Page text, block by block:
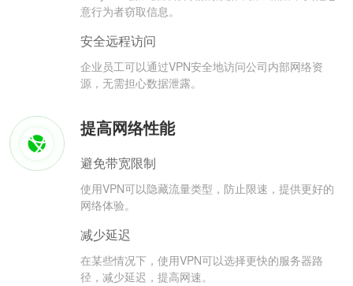
意行为者窃取信息。
安全远程访问
企业员工可以通过VPN安全地访问公司内部网络资
源，无需担心数据泄露。
提高网络性能
避免带宽限制
使用VPN可以隐藏流量类型，防止限速，提供更好的
网络体验。
减少延迟
在某些情况下，使用VPN可以选择更快的服务器路
径，减少延迟，提高网速。